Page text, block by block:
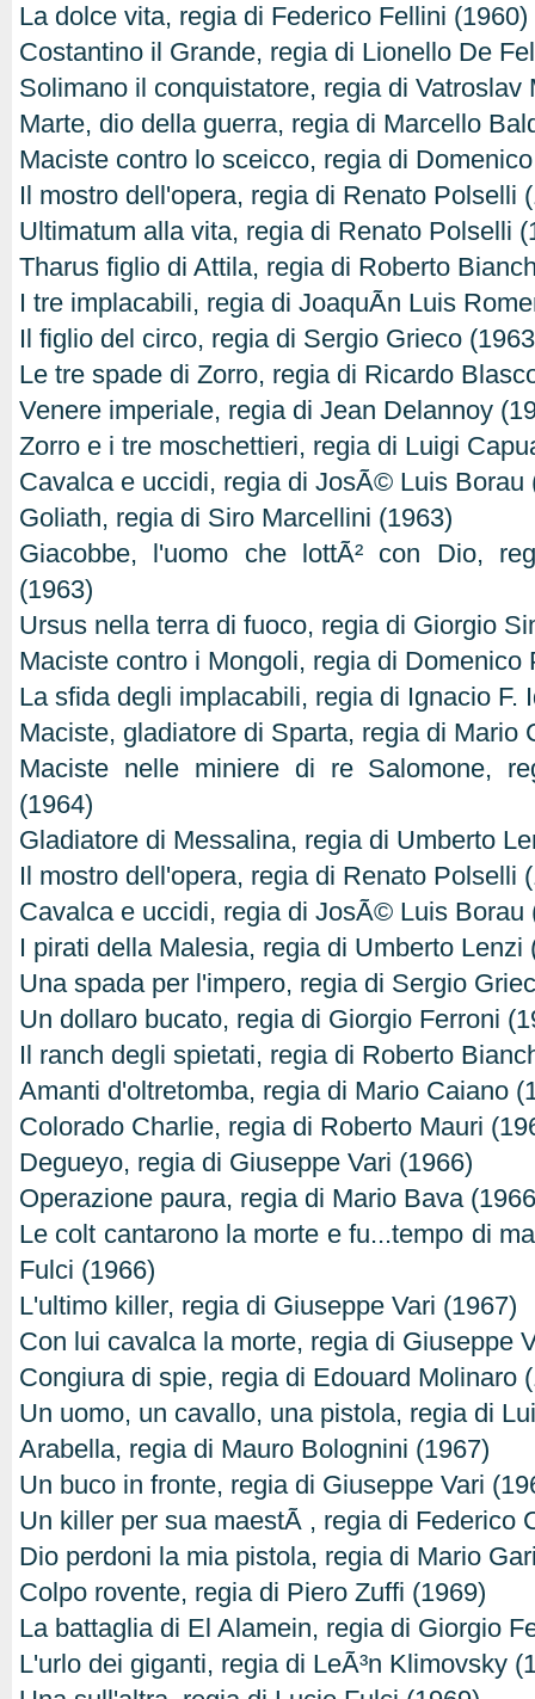
La dolce vita, regia di Federico Fellini (1960)
Costantino il Grande, regia di Lionello De
Solimano il conquistatore, regia di Vatroslav
Marte, dio della guerra, regia di Marcello
Maciste contro lo sceicco, regia di
Il mostro dell'opera, regia di Renato Polselli
Ultimatum alla vita, regia di Renato Polselli
Tharus figlio di Attila, regia di Roberto
I tre implacabili, regia di JoaquÃ­n Luis
Il figlio del circo, regia di Sergio Grieco
Le tre spade di Zorro, regia di Ricardo
Venere imperiale, regia di Jean Delannoy
Zorro e i tre moschettieri, regia di Luigi
Cavalca e uccidi, regia di JosÃ© Luis Borau
Goliath, regia di Siro Marcellini (1963)
Giacobbe, l'uomo che lottÃ² con Dio,
(1963)
Ursus nella terra di fuoco, regia di Giorgio
Maciste contro i Mongoli, regia di Domenico
La sfida degli implacabili, regia di Ignacio F.
Maciste, gladiatore di Sparta, regia di Mario
Maciste nelle miniere di re Salomone,
(1964)
Gladiatore di Messalina, regia di Umberto
Il mostro dell'opera, regia di Renato Polselli
Cavalca e uccidi, regia di JosÃ© Luis Borau
I pirati della Malesia, regia di Umberto Lenzi
Una spada per l'impero, regia di Sergio
Un dollaro bucato, regia di Giorgio Ferroni
Il ranch degli spietati, regia di Roberto
Amanti d'oltretomba, regia di Mario Caiano
Colorado Charlie, regia di Roberto Mauri
Degueyo, regia di Giuseppe Vari (1966)
Operazione paura, regia di Mario Bava
Le colt cantarono la morte e fu...tempo di
Fulci (1966)
L'ultimo killer, regia di Giuseppe Vari (1967)
Con lui cavalca la morte, regia di Giuseppe
Congiura di spie, regia di Edouard Molinaro
Un uomo, un cavallo, una pistola, regia di
Arabella, regia di Mauro Bolognini (1967)
Un buco in fronte, regia di Giuseppe Vari
Un killer per sua maestÃ , regia di Federico
Dio perdoni la mia pistola, regia di Mario
Colpo rovente, regia di Piero Zuffi (1969)
La battaglia di El Alamein, regia di Giorgio
L'urlo dei giganti, regia di LeÃ³n Klimovsky